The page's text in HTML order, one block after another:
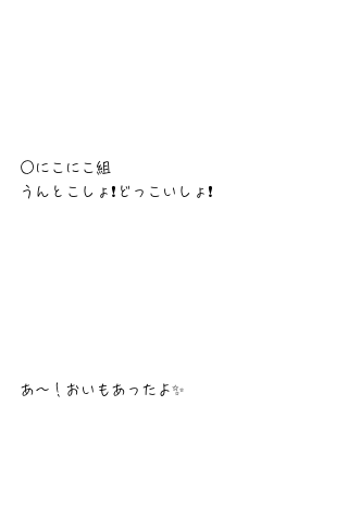
○にこにこ組
うんとこしょ❗どっこいしょ❗
あ〜！おいもあったよ✨